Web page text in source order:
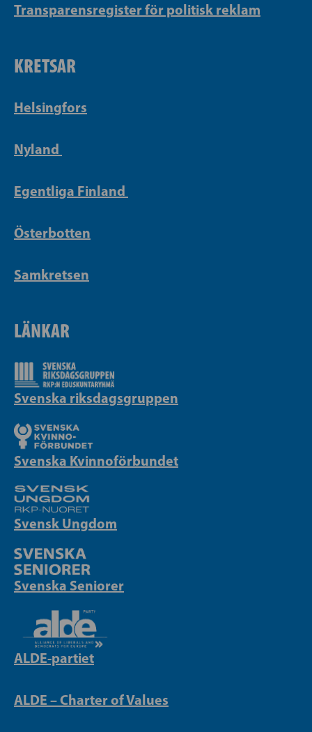
Transparensregister för politisk reklam
KRETSAR
Helsingfors
Nyland
Egentliga Finland
Österbotten
Samkretsen
LÄNKAR
Svenska riksdagsgruppen
Svenska Kvinnoförbundet
Svensk Ungdom
Svenska Seniorer
ALDE-partiet
ALDE – Charter of Values